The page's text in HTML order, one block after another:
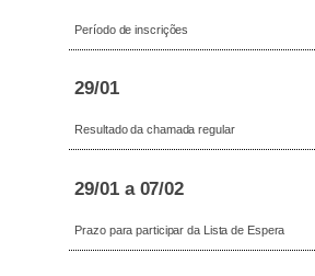
Período de inscrições
29/01
Resultado da chamada regular
29/01 a 07/02
Prazo para participar da Lista de Espera